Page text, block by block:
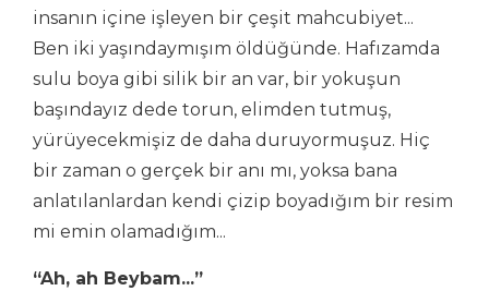
insanın içine işleyen bir çeşit mahcubiyet...
Ben iki yaşındaymışım öldüğünde. Hafızamda
sulu boya gibi silik bir an var, bir yokuşun
başındayız dede torun, elimden tutmuş,
yürüyecekmişiz de daha duruyormuşuz. Hiç
bir zaman o gerçek bir anı mı, yoksa bana
anlatılanlardan kendi çizip boyadığım bir resim
mi emin olamadığım...
“Ah, ah Beybam...”